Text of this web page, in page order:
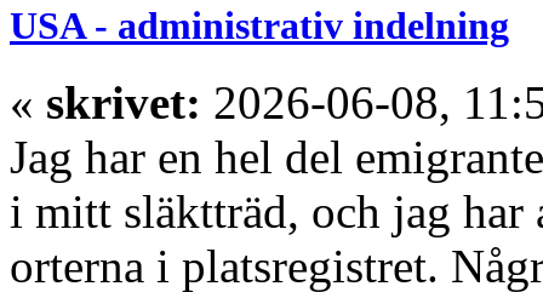
USA - administrativ indelning
« skrivet: 2026-06-08,
Jag har en hel del
i mitt släktträd, och jag har
orterna i platsregistret.